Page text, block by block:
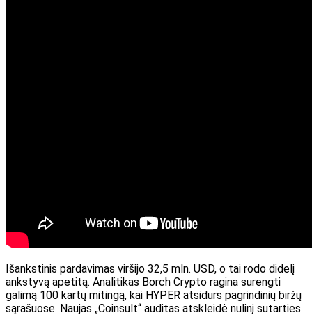
Išankstinis pardavimas viršijo 32,5 mln. USD, o tai rodo didelį
ankstyvą apetitą. Analitikas Borch Crypto ragina surengti
galimą 100 kartų mitingą, kai HYPER atsidurs pagrindinių biržų
sąrašuose. Naujas „Coinsult“ auditas atskleidė nulinį sutarties